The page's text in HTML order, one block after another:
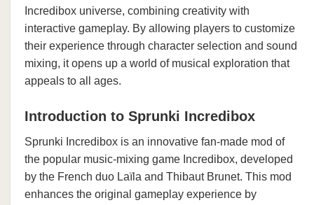
Incredibox universe, combining creativity with
interactive gameplay. By allowing players to customize
their experience through character selection and sound
mixing, it opens up a world of musical exploration that
appeals to all ages.
Introduction to Sprunki Incredibox
Sprunki Incredibox is an innovative fan-made mod of
the popular music-mixing game Incredibox, developed
by the French duo Laïla and Thibaut Brunet. This mod
enhances the original gameplay experience by